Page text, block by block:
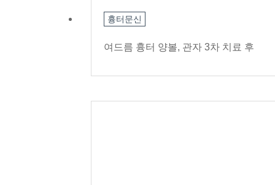
흉터문신
여드름 흉터 양볼, 관자 3차 치료 후